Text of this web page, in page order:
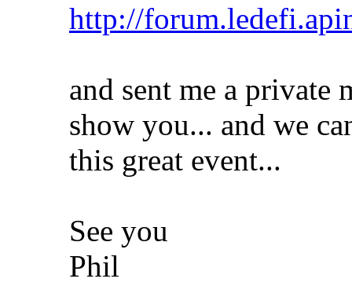
http://
and sent me a private
show you... and we
this great event...
See you
Phil